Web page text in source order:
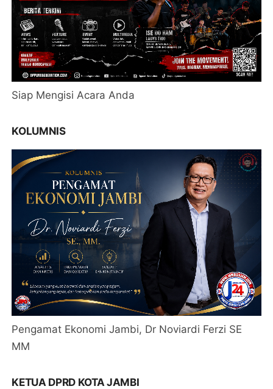
Siap Mengisi Acara Anda
KOLUMNIS
Pengamat Ekonomi Jambi, Dr Noviardi Ferzi SE
MM
KETUA DPRD KOTA JAMBI